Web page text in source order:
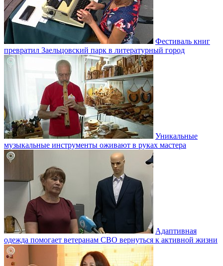
Фестиваль книг
превратил Заельцовский парк в литературный город
Уникальные
музыкальные инструменты оживают в руках мастера
Адаптивная
одежда помогает ветеранам СВО вернуться к активной жизни